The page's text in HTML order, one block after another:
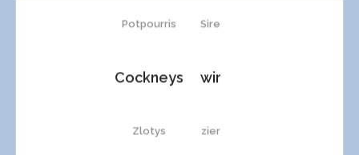
Potpourris
Cockneys
Zlotys
Sire
wir
zier